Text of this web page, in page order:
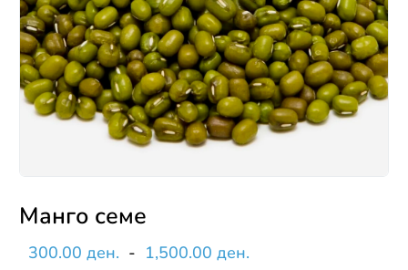
Манго семе
300.00 ден. - 1,500.00 ден.